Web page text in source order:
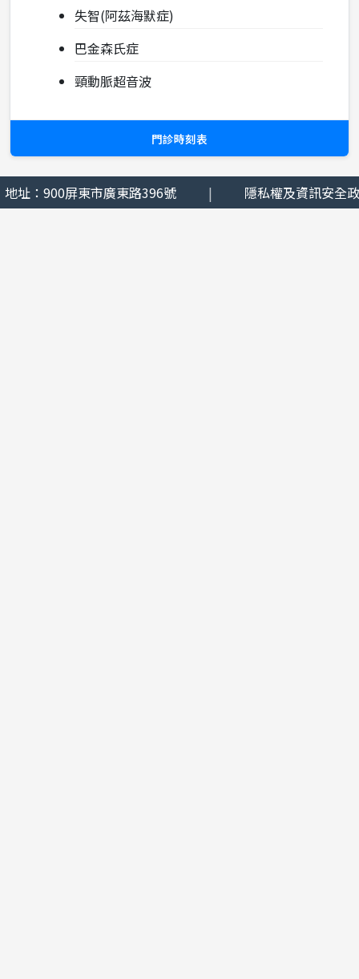
失智(阿茲海默症)
巴金森氏症
頸動脈超音波
門診時刻表
地址：900屏東市廣東路396號 | 隱私權及資訊安全